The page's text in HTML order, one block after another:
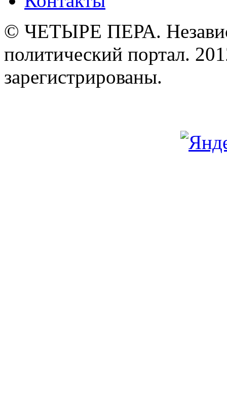
© ЧЕТЫРЕ ПЕРА.
политический портал.
зарегистрированы.